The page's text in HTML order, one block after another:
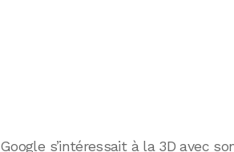
Google s’intéressait à la 3D avec